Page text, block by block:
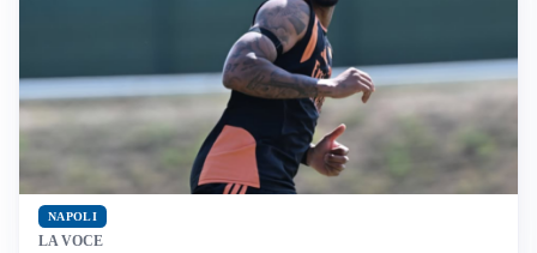
NAPOLI
LA VOCE